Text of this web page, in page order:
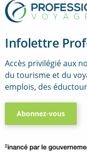
Infolettre
Accès privilégié aux
du tourisme et du
emplois, des
Abonnez-vous